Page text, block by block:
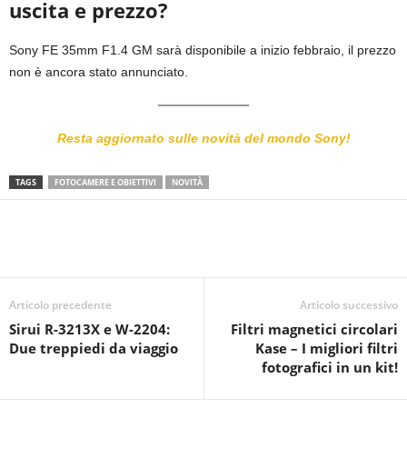
uscita e prezzo?
Sony FE 35mm F1.4 GM sarà disponibile a inizio febbraio, il prezzo
non è ancora stato annunciato.
Resta aggiornato sulle novità del mondo Sony!
TAGS FOTOCAMERE E OBIETTIVI NOVITÀ
Articolo precedente
Sirui R-3213X e W-2204:
Due treppiedi da viaggio
Articolo successivo
Filtri magnetici circolari
Kase – I migliori filtri
fotografici in un kit!